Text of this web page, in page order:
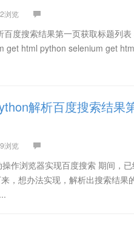
浏览
度搜索结果第一页获取标题列
get html python selenium get
解析百度搜索结果
浏览
作浏览器实现百度搜索 期间，
，想办法实现，解析出搜索结果